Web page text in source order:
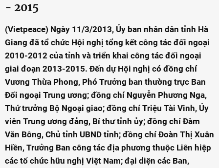
- 2015
(Vietpeace) Ngày 11/3/2013, Ủy ban nhân dân tỉnh Hà
Giang đã tổ chức Hội nghị tổng kết công tác đối ngoại
2010-2012 của tỉnh và triển khai công tác đối ngoại
giai đoạn 2013-2015. Đến dự Hội nghị có đồng chí
Vương Thừa Phong, Phó Trưởng ban thường trực Ban
Đối ngoại Trung ương; đồng chí Nguyễn Phương Nga,
Thứ trưởng Bộ Ngoại giao; đồng chí Triệu Tài Vinh, Ủy
viên Trung ương đảng, Bí thư tỉnh ủy; đồng chí Đàm
Văn Bông, Chủ tỉnh UBND tỉnh; đồng chí Đoàn Thị Xuân
Hiền, Trưởng Ban công tác địa phương thuộc Liên hiệp
các tổ chức hữu nghị Việt Nam; đại diện các Ban,